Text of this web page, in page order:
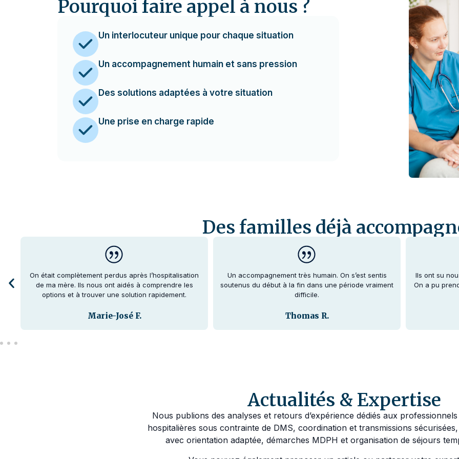
Pourquoi faire appel à nous ?
Un interlocuteur unique pour chaque situation
Un accompagnement humain et sans pression
Des solutions adaptées à votre situation
Une prise en charge rapide
Des familles déjà
On était complètement perdus après l’hospitalisation
de ma mère. Ils nous ont aidés à comprendre les
options et à trouver une solution rapidement.
Marie-José F.
Un accompagnement très humain. On s’est sentis
soutenus du début à la fin dans une période vraiment
difficile.
Thomas R.
Ils ont su
On a pu
Actualités & Expertise
Nous publions des analyses et retours d’expérience dédiés aux
hospitalières sous contrainte de DMS, coordination et transmissions
avec orientation adaptée, démarches MDPH et organisation de séjours